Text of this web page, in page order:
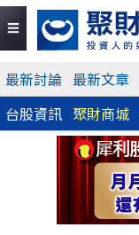
最新討論 最新文章
台股資訊 聚財商城